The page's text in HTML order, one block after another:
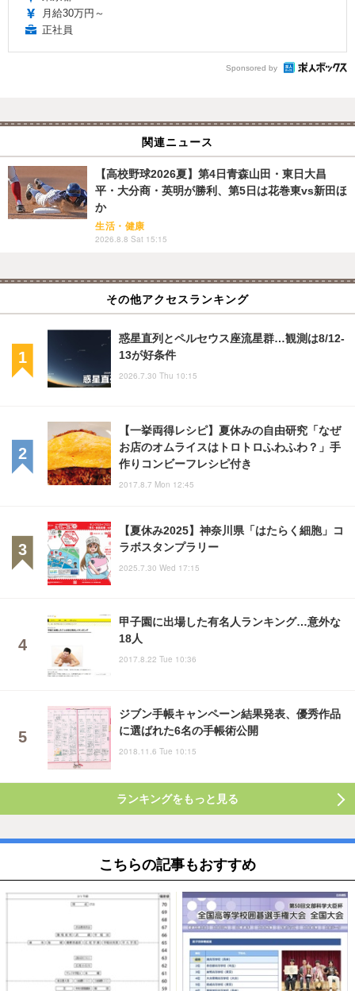
月給30万円～
正社員
Sponsored by
関連ニュース
【高校野球2026夏】第4日青森山田・東日大昌
平・大分商・英明が勝利、第5日は花巻東vs新田ほ
か
生活・健康
2026.8.8 Sat 15:15
その他アクセスランキング
惑星直列とペルセウス座流星群…観測は8/12-
13が好条件
2026.7.30 Thu 10:15
【一挙両得レシピ】夏休みの自由研究「なぜ
お店のオムライスはトロトロふわふわ？」手
作りコンビーフレシピ付き
2017.8.7 Mon 12:45
【夏休み2025】神奈川県「はたらく細胞」コ
ラボスタンプラリー
2025.7.30 Wed 17:15
甲子園に出場した有名人ランキング…意外な
18人
2017.8.22 Tue 10:36
ジブン手帳キャンペーン結果発表、優秀作品
に選ばれた6名の手帳術公開
2018.11.6 Tue 10:15
ランキングをもっと見る
こちらの記事もおすすめ